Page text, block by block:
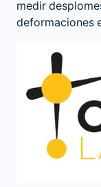
medir
deformaciones